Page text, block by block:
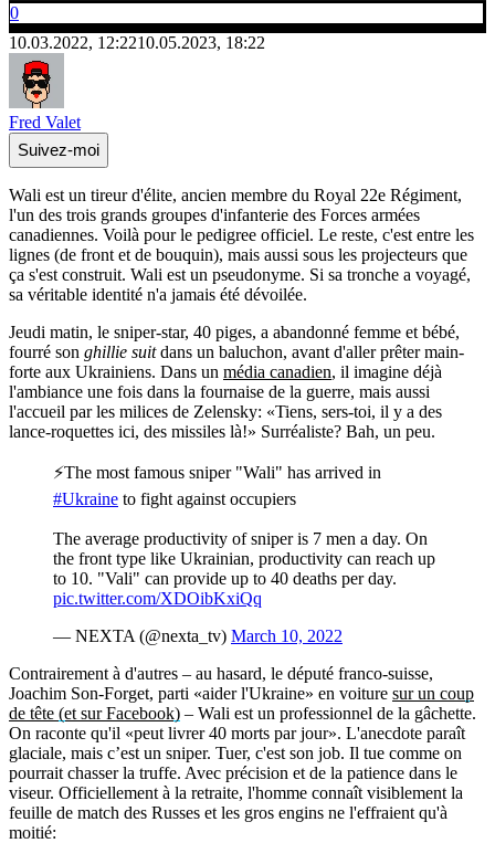
0
10.03.2022, 12:2210.05.2023, 18:22
Fred Valet
Suivez-moi
Wali est un tireur d'élite, ancien membre du Royal 22e Régiment,
l'un des trois grands groupes d'infanterie des Forces armées
canadiennes. Voilà pour le pedigree officiel. Le reste, c'est entre les
lignes (de front et de bouquin), mais aussi sous les projecteurs que
ça s'est construit. Wali est un pseudonyme. Si sa tronche a voyagé,
sa véritable identité n'a jamais été dévoilée.
Jeudi matin, le sniper-star, 40 piges, a abandonné femme et bébé,
fourré son ghillie suitdans un baluchon, avant d'aller prêter main-
forte aux Ukrainiens. Dans un média canadien, il imagine déjà
l'ambiance une fois dans la fournaise de la guerre, mais aussi
l'accueil par les milices de Zelensky: «Tiens, sers-toi, il y a des
lance-roquettes ici, des missiles là!» Surréaliste? Bah, un peu.
⚡️The most famous sniper "Wali" has arrived in
#Ukraine to fight against occupiers
The average productivity of sniper is 7 men a day. On
the front type like Ukrainian, productivity can reach up
to 10. "Vali" can provide up to 40 deaths per day.
pic.twitter.com/XDOibKxiQq
— NEXTA (@nexta_tv) March 10, 2022
Contrairement à d'autres – au hasard, le député franco-suisse,
Joachim Son-Forget, parti «aider l'Ukraine» en voiture sur un coup
de tête (et sur Facebook) – Wali est un professionnel de la gâchette.
On raconte qu'il «peut livrer 40 morts par jour». L'anecdote paraît
glaciale, mais c’est un sniper. Tuer, c'est son job. Il tue comme on
pourrait chasser la truffe. Avec précision et de la patience dans le
viseur. Officiellement à la retraite, l'homme connaît visiblement la
feuille de match des Russes et les gros engins ne l'effraient qu'à
moitié: